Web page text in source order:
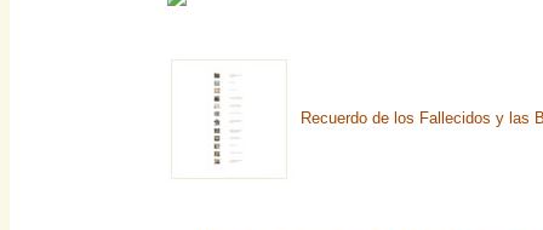
Recuerdo de los Fallecidos y las